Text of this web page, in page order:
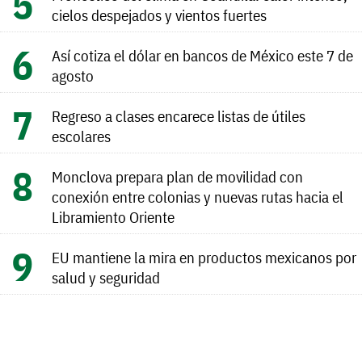
cielos despejados y vientos fuertes
Así cotiza el dólar en bancos de México este 7 de
agosto
Regreso a clases encarece listas de útiles
escolares
Monclova prepara plan de movilidad con
conexión entre colonias y nuevas rutas hacia el
Libramiento Oriente
EU mantiene la mira en productos mexicanos por
salud y seguridad